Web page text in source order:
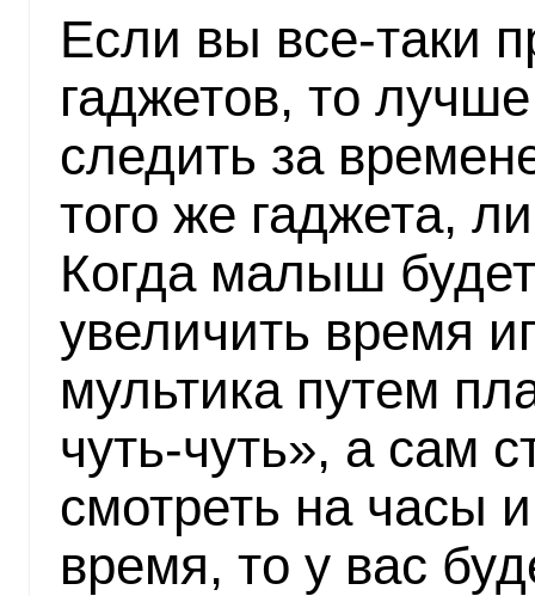
Если вы все-таки
гаджетов, то
следить за
того же гаджета,
Когда малыш
увеличить время
мультика путем
чуть-чуть», а сам
смотреть на часы
время, то у вас